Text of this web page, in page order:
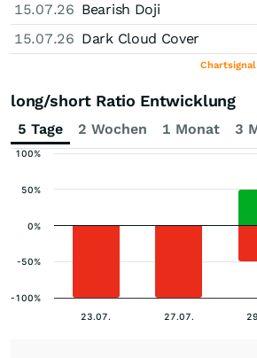
15.07.26 Bearish Doji
15.07.26 Dark Cloud Cover
long/short Ratio Entwicklung
5 Tage 2 Wochen 1 Monat 3
23.07. 27.07.
-100%
-50%
0%
50%
100%